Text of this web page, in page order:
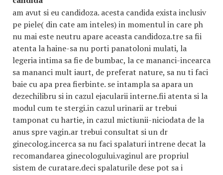
am avut si eu candidoza. acesta candida exista inclusiv
pe piele( din cate am inteles) in momentul in care ph
nu mai este neutru apare aceasta candidoza.tre sa fii
atenta la haine-sa nu porti panatoloni mulati, la
legeria intima sa fie de bumbac, la ce mananci-incearca
sa mananci mult iaurt, de preferat nature, sa nu ti faci
baie cu apa prea fierbinte. se intampla sa apara un
dezechilibru si in cazul ejacularii interne.fii atenta si la
modul cum te stergi.in cazul urinarii ar trebui
tamponat cu hartie, in cazul mictiunii-niciodata de la
anus spre vagin.ar trebui consultat si un dr
ginecolog.incerca sa nu faci spalaturi intrene decat la
recomandarea ginecologului.vaginul are propriul
sistem de curatare.deci spalaturile dese pot sa i